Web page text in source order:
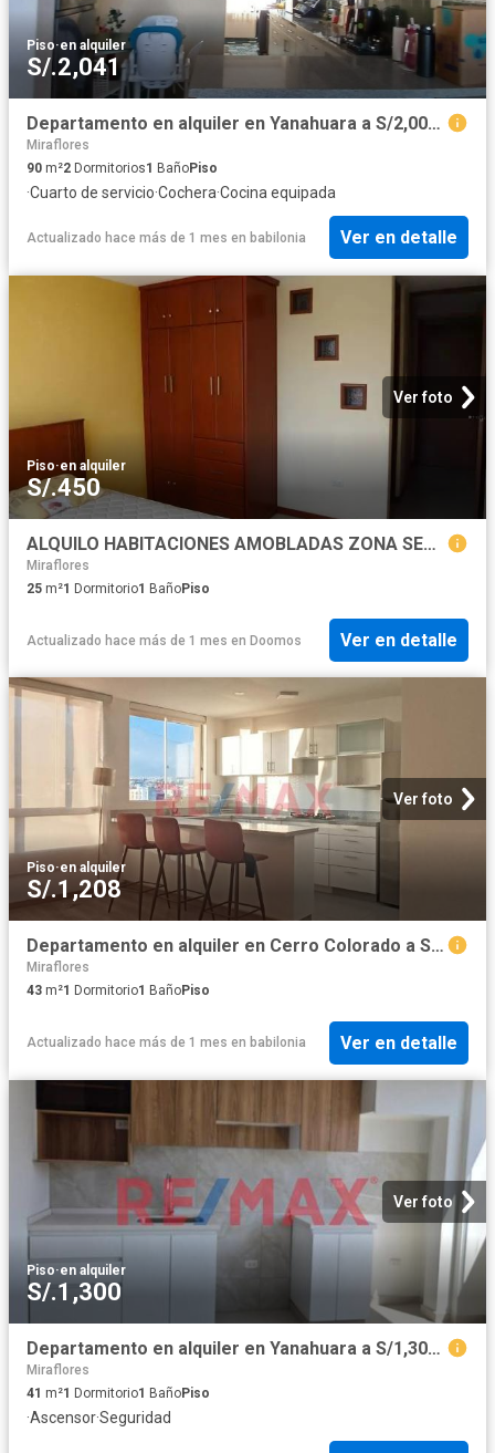
Piso·en alquiler
S/.2,041
Departamento en alquiler en Yanahuara a S/2,000 al mes
Miraflores
90 m²2 Dormitorios1 BañoPiso
·Cuarto de servicio·Cochera·Cocina equipada
Actualizado hace más de 1 mes en babilonia Ver en detalle
Ver foto
Piso·en alquiler
S/.450
ALQUILO HABITACIONES AMOBLADAS ZONA SEGURA AREQUIPA
Miraflores
25 m²1 Dormitorio1 BañoPiso
Actualizado hace más de 1 mes en Doomos Ver en detalle
Ver foto
Piso·en alquiler
S/.1,208
Departamento en alquiler en Cerro Colorado a S/1,200 al mes
Miraflores
43 m²1 Dormitorio1 BañoPiso
Actualizado hace más de 1 mes en babilonia Ver en detalle
Ver foto
Piso·en alquiler
S/.1,300
Departamento en alquiler en Yanahuara a S/1,300 al mes
Miraflores
41 m²1 Dormitorio1 BañoPiso
·Ascensor·Seguridad